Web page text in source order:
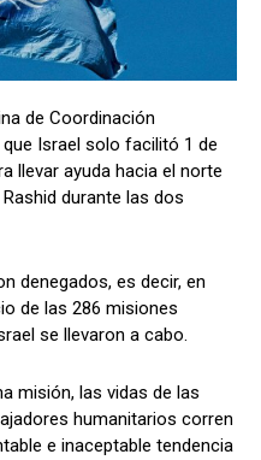
de Coordinación
que Israel solo facilitó 1 de
llevar ayuda hacia el norte
durante las dos
denegados, es decir, en
de las 286 misiones
se llevaron a cabo.
misión, las vidas de las
humanitarios corren
e inaceptable tendencia